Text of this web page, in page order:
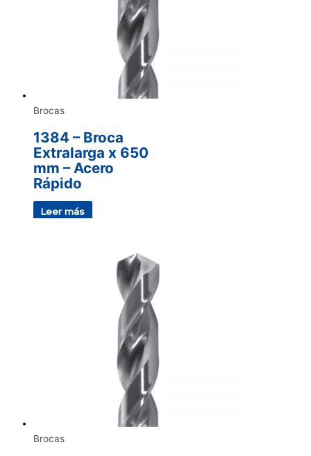
Brocas
1384 – Broca
Extralarga x 650
mm – Acero
Rápido
Leer más
Brocas